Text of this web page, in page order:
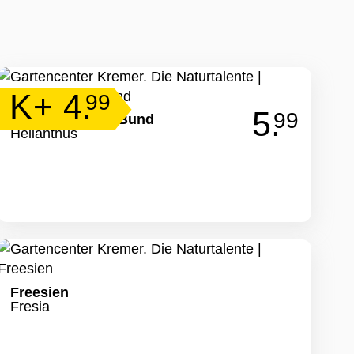
K+ 4.99
Sonnenblumen-Bund
Helianthus
5.99
Freesien
Fresia